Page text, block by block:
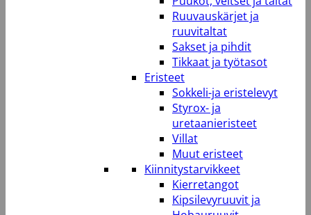
Ruuvauskärjet ja
ruuvitaltat
Sakset ja pihdit
Tikkaat ja työtasot
Eristeet
Sokkeli-ja eristelevyt
Styrox- ja
uretaanieristeet
Villat
Muut eristeet
Kiinnitystarvikkeet
Kierretangot
Kipsilevyruuvit ja